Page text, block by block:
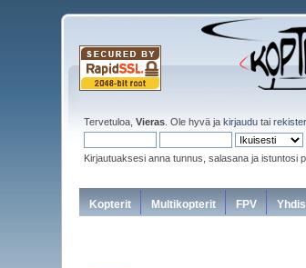
Tervetuloa,Vieras . Ole hyvä jakirjaudu tai
Kirjautuaksesi anna tunnus, salasana ja istuntosi
Kopterit Multikopterit FPV